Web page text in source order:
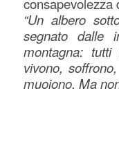
consapevolezza
“Un albero
segnato dalle
montagna:
vivono,
muoiono. Ma